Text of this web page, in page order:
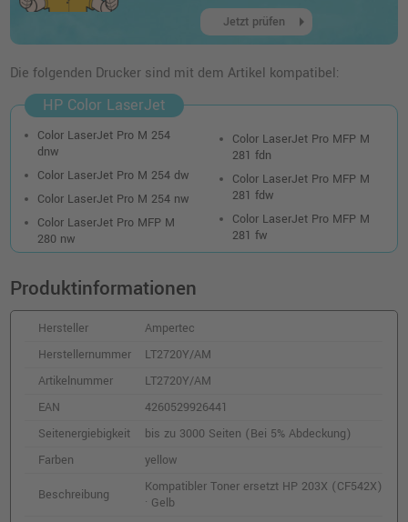
Jetzt prüfen arrow_right
Die folgenden Drucker sind mit dem Artikel kompatibel:
HP Color LaserJet
Color LaserJet Pro M 254
dnw
Color LaserJet Pro M 254 dw
Color LaserJet Pro M 254 nw
Color LaserJet Pro MFP M
280 nw
Color LaserJet Pro MFP M
281 fdn
Color LaserJet Pro MFP M
281 fdw
Color LaserJet Pro MFP M
281 fw
Produktinformationen
Hersteller
Ampertec
Herstellernummer
LT2720Y/AM
Artikelnummer
LT2720Y/AM
EAN
4260529926441
Seitenergiebigkeit
bis zu 3000 Seiten (Bei 5% Abdeckung)
Farben
yellow
Beschreibung
Kompatibler Toner ersetzt HP 203X (CF542X)
· Gelb